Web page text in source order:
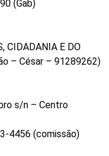
(Gab)
CIDADANIA E DO
– César – 91289262)
s/n – Centro
4456 (comissão)